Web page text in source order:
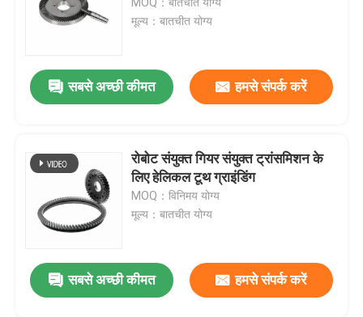
मूल्य：बातचीत योग्य
सबसे अच्छी कीमत हमसे संपर्क करें
रोबोट संयुक्त गियर संयुक्त ट्रांसमिशन के
लिए हेलिकल टूथ ग्राइंडिंग
MOQ：विनिमय योग्य
मूल्य：बातचीत योग्य
सबसे अच्छी कीमत हमसे संपर्क करें